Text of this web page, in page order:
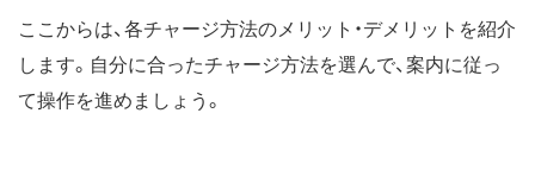
ここからは、各チャージ方法のメリット・デメリットを紹介
します。自分に合ったチャージ方法を選んで、案内に従っ
て操作を進めましょう。